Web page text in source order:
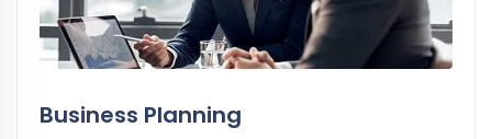
Business Planning